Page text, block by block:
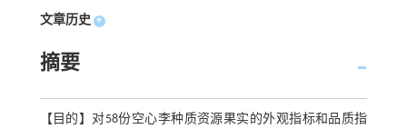
文章历史 +
摘要
【目的】对58份空心李种质资源果实的外观指标和品质指